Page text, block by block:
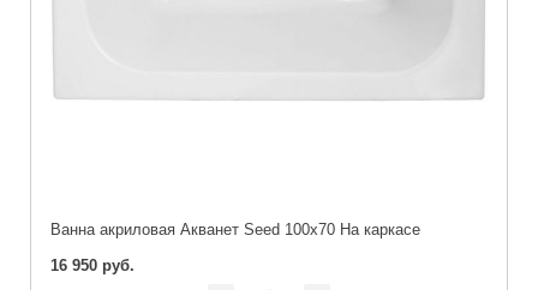
Ванна акриловая Акванет Seed 100x70 На каркасе
16 950 руб.